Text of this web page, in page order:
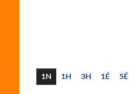
1N 1H 3H 1É 5É